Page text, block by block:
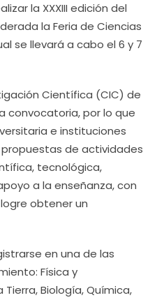
la XXXIII edición del
la Feria de Ciencias
se llevará a cabo el 6 y 7
Científica (CIC) de
convocatoria, por lo que
e instituciones
de actividades
tecnológica,
a la enseñanza, con
obtener un
en una de las
Física y
Biología, Química,